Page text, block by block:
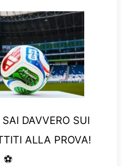
DAVVERO SUI
ALLA PROVA!
⚽